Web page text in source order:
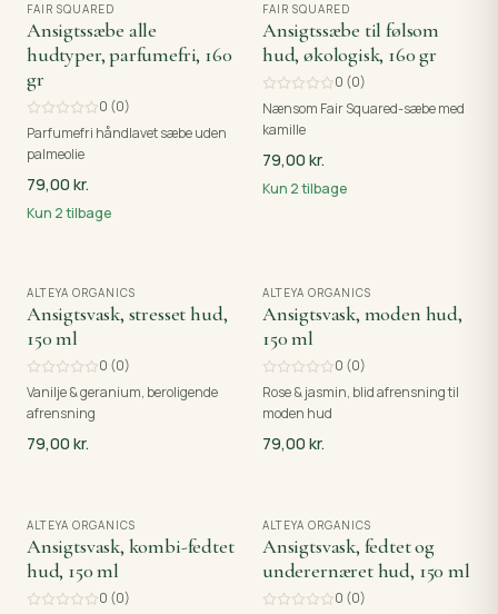
FAIR SQUARED
Ansigtssæbe alle
hudtyper, parfumefri, 160
gr
0 (0)
Parfumefri håndlavet sæbe uden
palmeolie
79,00 kr.
Kun 2tilbage
FAIR SQUARED
Ansigtssæbe til følsom
hud, økologisk, 160 gr
0 (0)
Nænsom Fair Squared-sæbe med
kamille
79,00 kr.
Kun 2tilbage
UDSOLGT
ALTEYA ORGANICS
Ansigtsvask, stresset hud,
150 ml
0 (0)
Vanilje & geranium, beroligende
afrensning
79,00 kr.
UDSOLGT
ALTEYA ORGANICS
Ansigtsvask, moden hud,
150 ml
0 (0)
Rose & jasmin, blid afrensning til
moden hud
79,00 kr.
ALTEYA ORGANICS
Ansigtsvask, kombi-fedtet
hud, 150 ml
0 (0)
ALTEYA ORGANICS
Ansigtsvask, fedtet og
underernæret hud, 150 ml
0 (0)